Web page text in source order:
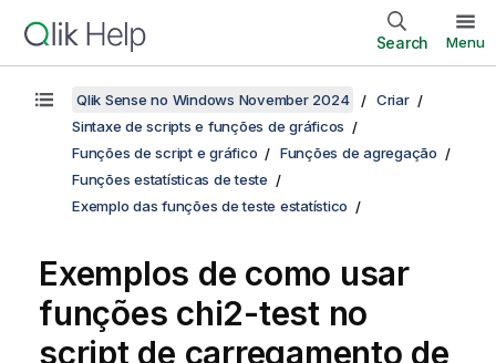
Search Menu
Qlik Sense no Windows November 2024
Criar
Sintaxe de scripts e funções de gráficos
Funções de script e gráfico
Funções de agregação
Funções estatísticas de teste
Exemplo das funções de teste estatístico
Exemplos de como usar
funções chi2-testno
script de carregamento de